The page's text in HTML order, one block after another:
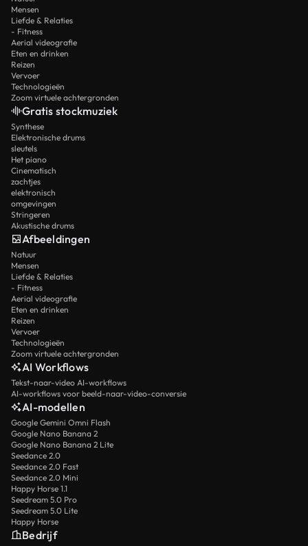
Mensen
Liefde & Relaties
- Fitness
Aerial videografie
Eten en drinken
Reizen
Vervoer
Technologieën
Zoom virtuele achtergronden
Gratis stockmuziek
Synthese
Elektronische drums
sleutels
Het piano
Cinematisch
zachtjes
elektronisch
omgevingen
Stringeren
Akustische drums
Afbeeldingen
Natuur
Mensen
Liefde & Relaties
- Fitness
Aerial videografie
Eten en drinken
Reizen
Vervoer
Technologieën
Zoom virtuele achtergronden
AI Workflows
Tekst-naar-video AI-workflows
AI-workflows voor beeld-naar-video-conversie
AI-modellen
Google Gemini Omni Flash
Google Nano Banana 2
Google Nano Banana 2 Lite
Seedance 2.0
Seedance 2.0 Fast
Seedance 2.0 Mini
Happy Horse 1.1
Seedream 5.0 Pro
Seedream 5.0 Lite
Happy Horse
Bedrijf